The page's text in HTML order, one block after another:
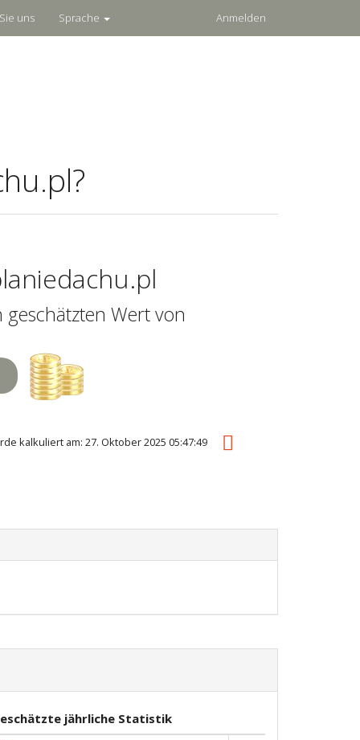
uns Sprache Anmelden
geschätzten Wert von
kalkuliert am: 27. Oktober 2025 05:47:49
jährliche Statistik